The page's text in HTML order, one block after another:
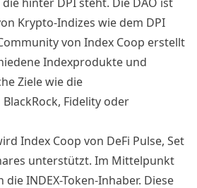
Krypto-Indizes wie dem DPI
von Index Coop erstellt
Indexprodukte und
Ziele wie die
Fidelity oder
Index Coop von DeFi Pulse, Set
unterstützt. Im Mittelpunkt
INDEX-Token-Inhaber. Diese